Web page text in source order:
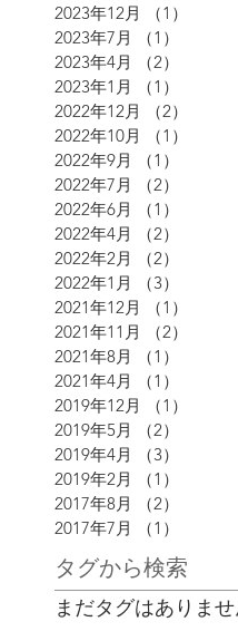
2023年12月
（1）
2023年7月
（1）
2023年4月
（2）
2023年1月
（1）
2022年12月
（2）
2022年10月
（1）
2022年9月
（1）
2022年7月
（2）
2022年6月
（1）
2022年4月
（2）
2022年2月
（2）
2022年1月
（3）
2021年12月
（1）
2021年11月
（2）
2021年8月
（1）
2021年4月
（1）
2019年12月
（1）
2019年5月
（2）
2019年4月
（3）
2019年2月
（1）
2017年8月
（2）
2017年7月
（1）
タグから検索
まだタグはありませ